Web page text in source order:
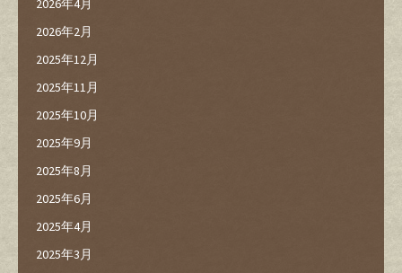
2026年4月
2026年2月
2025年12月
2025年11月
2025年10月
2025年9月
2025年8月
2025年6月
2025年4月
2025年3月